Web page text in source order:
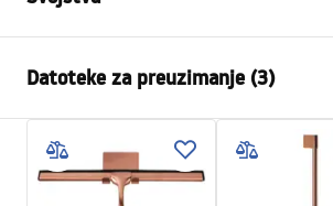
Materijal
Mjed, ABS
Vrsta slavine
Jednoručna
Način montaže
Nadžbukni
Podešavanje visine
Datoteke za preuzimanje (3)
Sigurnosne informacije
Safety_Information_Shower_set.pdf